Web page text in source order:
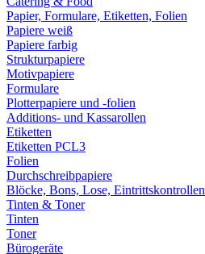
Papier, Formulare, Etiketten, Folien
Papiere weiß
Papiere farbig
Strukturpapiere
Motivpapiere
Formulare
Plotterpapiere und -folien
Additions- und Kassarollen
Etiketten
Etiketten PCL3
Folien
Durchschreibpapiere
Blöcke, Bons, Lose, Eintrittskontrollen
Tinten & Toner
Tinten
Toner
Bürogeräte